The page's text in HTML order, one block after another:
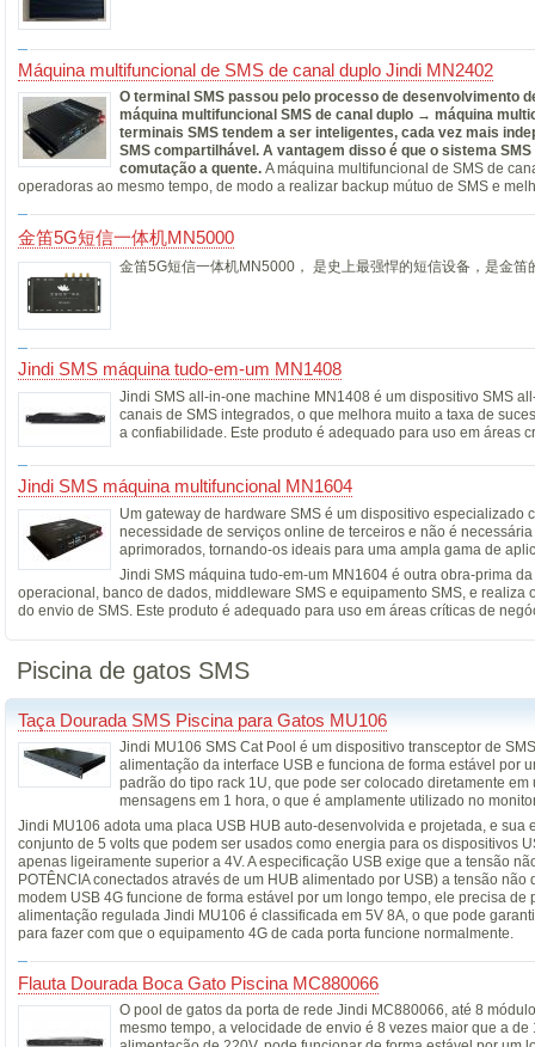
Máquina multifuncional de SMS de canal duplo Jindi MN2402
O terminal SMS passou pelo processo de
máquina multifuncional SMS de canal duplo → máquina
terminais SMS tendem a ser inteligentes, cada vez mais
SMS compartilhável. A vantagem disso é que o sistema
comutação a quente. A máquina multifuncional de SMS de
operadoras ao mesmo tempo, de modo a realizar backup mútuo de SMS e
金笛5G短信一体机MN5000
金笛5G短信一体机MN5000， 是史上最强悍的短信设备，是金
Jindi SMS máquina tudo-em-um MN1408
Jindi SMS all-in-one machine MN1408 é um dispositivo SMS
canais de SMS integrados, o que melhora muito a taxa de
a confiabilidade. Este produto é adequado para uso em áreas
Jindi SMS máquina multifuncional MN1604
Um gateway de hardware SMS é um dispositivo
necessidade de serviços online de terceiros e não é
aprimorados, tornando-os ideais para uma ampla gama de
Jindi SMS máquina tudo-em-um MN1604 é outra obra-prima
operacional, banco de dados, middleware SMS e equipamento SMS, e
do envio de SMS. Este produto é adequado para uso em áreas críticas de
Piscina de gatos SMS
Taça Dourada SMS Piscina para Gatos MU106
Jindi MU106 SMS Cat Pool é um dispositivo transceptor de
alimentação da interface USB e funciona de forma estável por
padrão do tipo rack 1U, que pode ser colocado diretamente
mensagens em 1 hora, o que é amplamente utilizado no
Jindi MU106 adota uma placa USB HUB auto-desenvolvida e projetada, e
conjunto de 5 volts que podem ser usados como energia para os dispositivos
apenas ligeiramente superior a 4V. A especificação USB exige que a tensão
POTÊNCIA conectados através de um HUB alimentado por USB) a tensão
modem USB 4G funcione de forma estável por um longo tempo, ele precisa
alimentação regulada Jindi MU106 é classificada em 5V 8A, o que pode
para fazer com que o equipamento 4G de cada porta funcione normalmente.
Flauta Dourada Boca Gato Piscina MC880066
O pool de gatos da porta de rede Jindi MC880066, até 8
mesmo tempo, a velocidade de envio é 8 vezes maior que a